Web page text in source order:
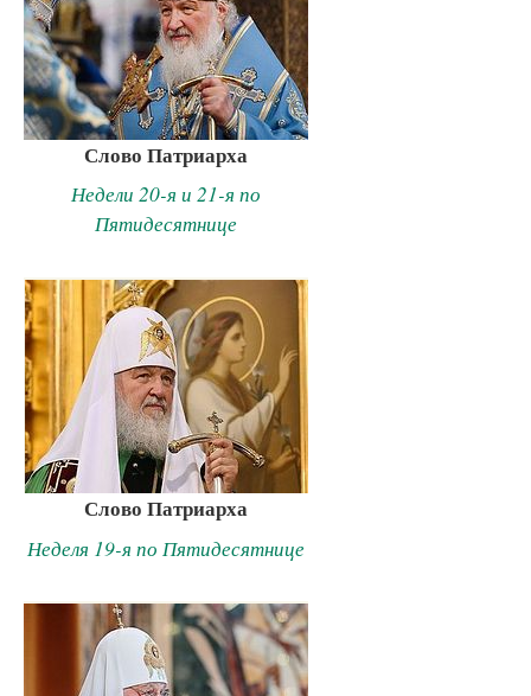
Слово Патриарха
Недели 20-я и 21-я по
Пятидесятнице
Слово Патриарха
Неделя 19-я по Пятидесятнице